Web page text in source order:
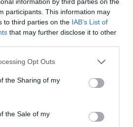
participants. This information may
to third parties on the IAB’s List of
that may further disclose it to other
Opt Outs
the Sharing of my
the Sale of my
de Passeig de Gràcia,
un universo que
excelencia técnica
en escena. Las
naturales, las piezas
y la selección de relojes
se presentan como
para perdurar más allá de